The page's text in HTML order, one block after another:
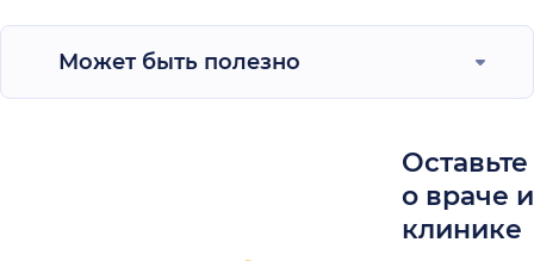
Может быть полезно
о враче
клинике